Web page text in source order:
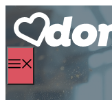
Aller
contenu
Menu